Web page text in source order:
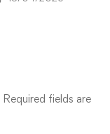
Required fields are